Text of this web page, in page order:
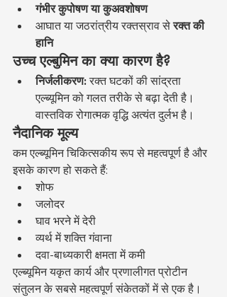
गंभीर कुपोषण या कुअवशोषण
आघात या जठरांत्रीय रक्तस्राव से रक्त की
हानि
उच्च एल्बुमिन का क्या कारण है?
निर्जलीकरण: रक्त घटकों की सांद्रता
एल्ब्यूमिन को गलत तरीके से बढ़ा देती है।
वास्तविक रोगात्मक वृद्धि अत्यंत दुर्लभ है।
नैदानिक मूल्य
कम एल्ब्यूमिन चिकित्सकीय रूप से महत्वपूर्ण है और
इसके कारण हो सकते हैं:
शोफ
जलोदर
घाव भरने में देरी
व्यर्थ में शक्ति गंवाना
दवा-बाध्यकारी क्षमता में कमी
एल्ब्यूमिन यकृत कार्य और प्रणालीगत प्रोटीन
संतुलन के सबसे महत्वपूर्ण संकेतकों में से एक है।